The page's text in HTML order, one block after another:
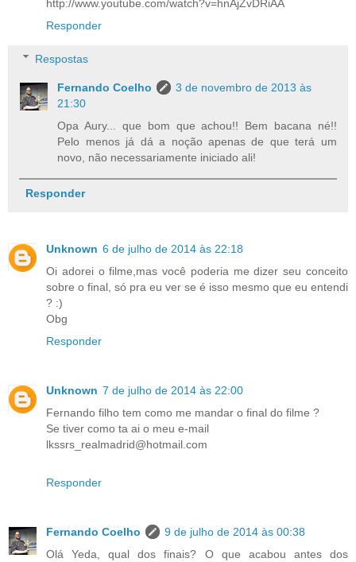
http://www.youtube.com/watch?v=hnAjZvDRiAA
Responder
Respostas
Fernando Coelho
3 de novembro de 2013 às
21:30
Opa Aury... que bom que achou!! Bem bacana né!!
Pelo menos já dá a noção apenas de que terá um
novo, não necessariamente iniciado ali!
Responder
Unknown 6 de julho de 2014 às 22:18
Oi adorei o filme,mas você poderia me dizer seu conceito
sobre o final, só pra eu ver se é isso mesmo que eu entendi
? :)
Obg
Responder
Unknown 7 de julho de 2014 às 22:00
Fernando filho tem como me mandar o final do filme ?
Se tiver como ta ai o meu e-mail
lkssrs_realmadrid@hotmail.com
Responder
Fernando Coelho
9 de julho de 2014 às 00:38
Olá Yeda, qual dos finais? O que acabou antes dos